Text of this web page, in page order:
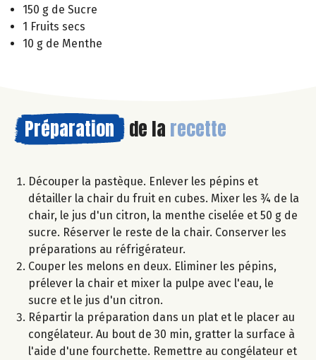
150 g de Sucre
1 Fruits secs
10 g de Menthe
Préparation de la recette
Découper la pastèque. Enlever les pépins et
détailler la chair du fruit en cubes. Mixer les ¾ de la
chair, le jus d'un citron, la menthe ciselée et 50 g de
sucre. Réserver le reste de la chair. Conserver les
préparations au réfrigérateur.
Couper les melons en deux. Eliminer les pépins,
prélever la chair et mixer la pulpe avec l'eau, le
sucre et le jus d'un citron.
Répartir la préparation dans un plat et le placer au
congélateur. Au bout de 30 min, gratter la surface à
l'aide d'une fourchette. Remettre au congélateur et